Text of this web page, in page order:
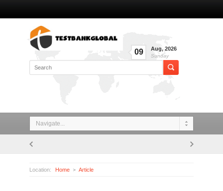
09 Aug, 2026
Sunday
Navigate...
Location: Home Article